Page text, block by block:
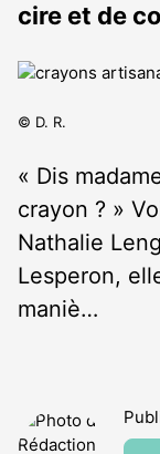
cire et de
© D. R.
« Dis
crayon ? »
Nathalie
Lesperon,
maniè…